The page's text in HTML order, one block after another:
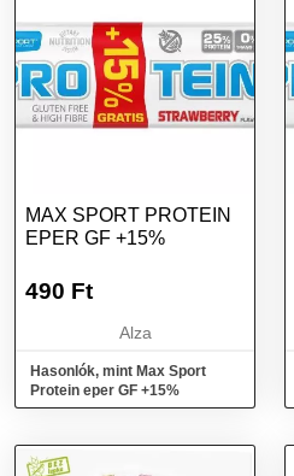
MAX SPORT PROTEIN
EPER GF +15%
490 Ft
Alza
Hasonlók, mint Max Sport
Protein eper GF +15%